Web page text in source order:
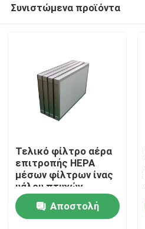
Συνιστώμενα προϊόντα
Τελικό φίλτρο αέρα
επιτροπής HEPA
μέσων φίλτρων ίνας
υάλου πτυχών
διήθησης μίνι H13
H14 για την
ελασματική
Αποστολή